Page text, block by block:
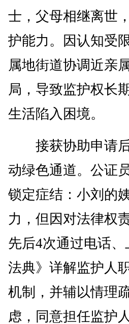
士，父母相继离世
护能力。因认知受
属地街道协调近亲
局，导致监护权长
生活陷入困境。
接获协助申请后
动绿色通道。公证
锁定症结：小刘的
力，但因对法律权
先后4次通过电话
法典》详解监护人
机制，并辅以情理
虑，同意担任监护人